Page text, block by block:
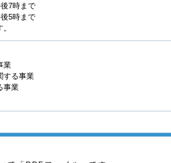
7時まで
5時まで
業
する事業
事業